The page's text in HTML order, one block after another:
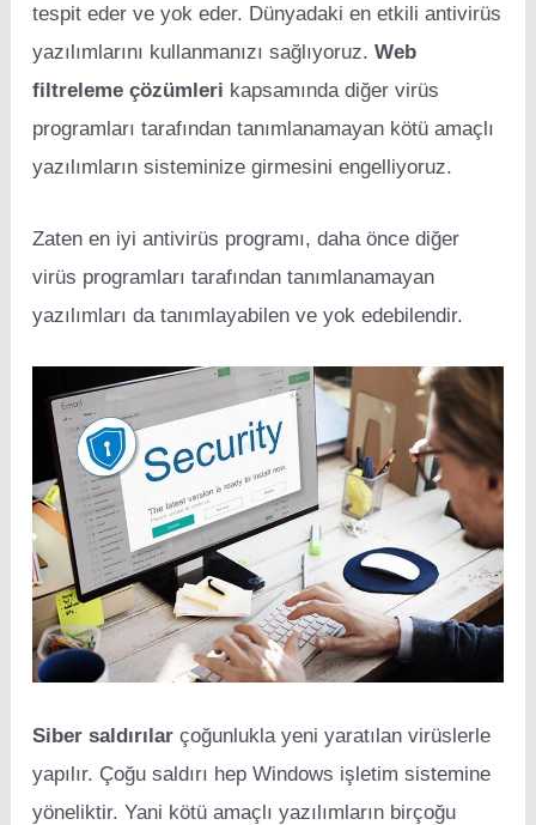
tespit eder ve yok eder. Dünyadaki en etkili antivirüs
yazılımlarını kullanmanızı sağlıyoruz. Web
filtreleme çözümleri kapsamında diğer virüs
programları tarafından tanımlanamayan kötü amaçlı
yazılımların sisteminize girmesini engelliyoruz.
Zaten en iyi antivirüs programı, daha önce diğer
virüs programları tarafından tanımlanamayan
yazılımları da tanımlayabilen ve yok edebilendir.
Siber saldırılarçoğunlukla yeni yaratılan virüslerle
yapılır. Çoğu saldırı hep Windows işletim sistemine
yöneliktir. Yani kötü amaçlı yazılımların birçoğu